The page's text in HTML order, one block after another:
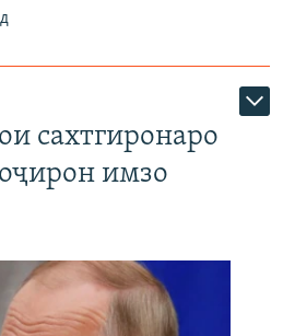
сахтгиронаро
имзо